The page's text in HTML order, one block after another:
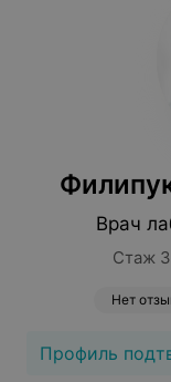
Врач
Стаж
Нет
Профиль